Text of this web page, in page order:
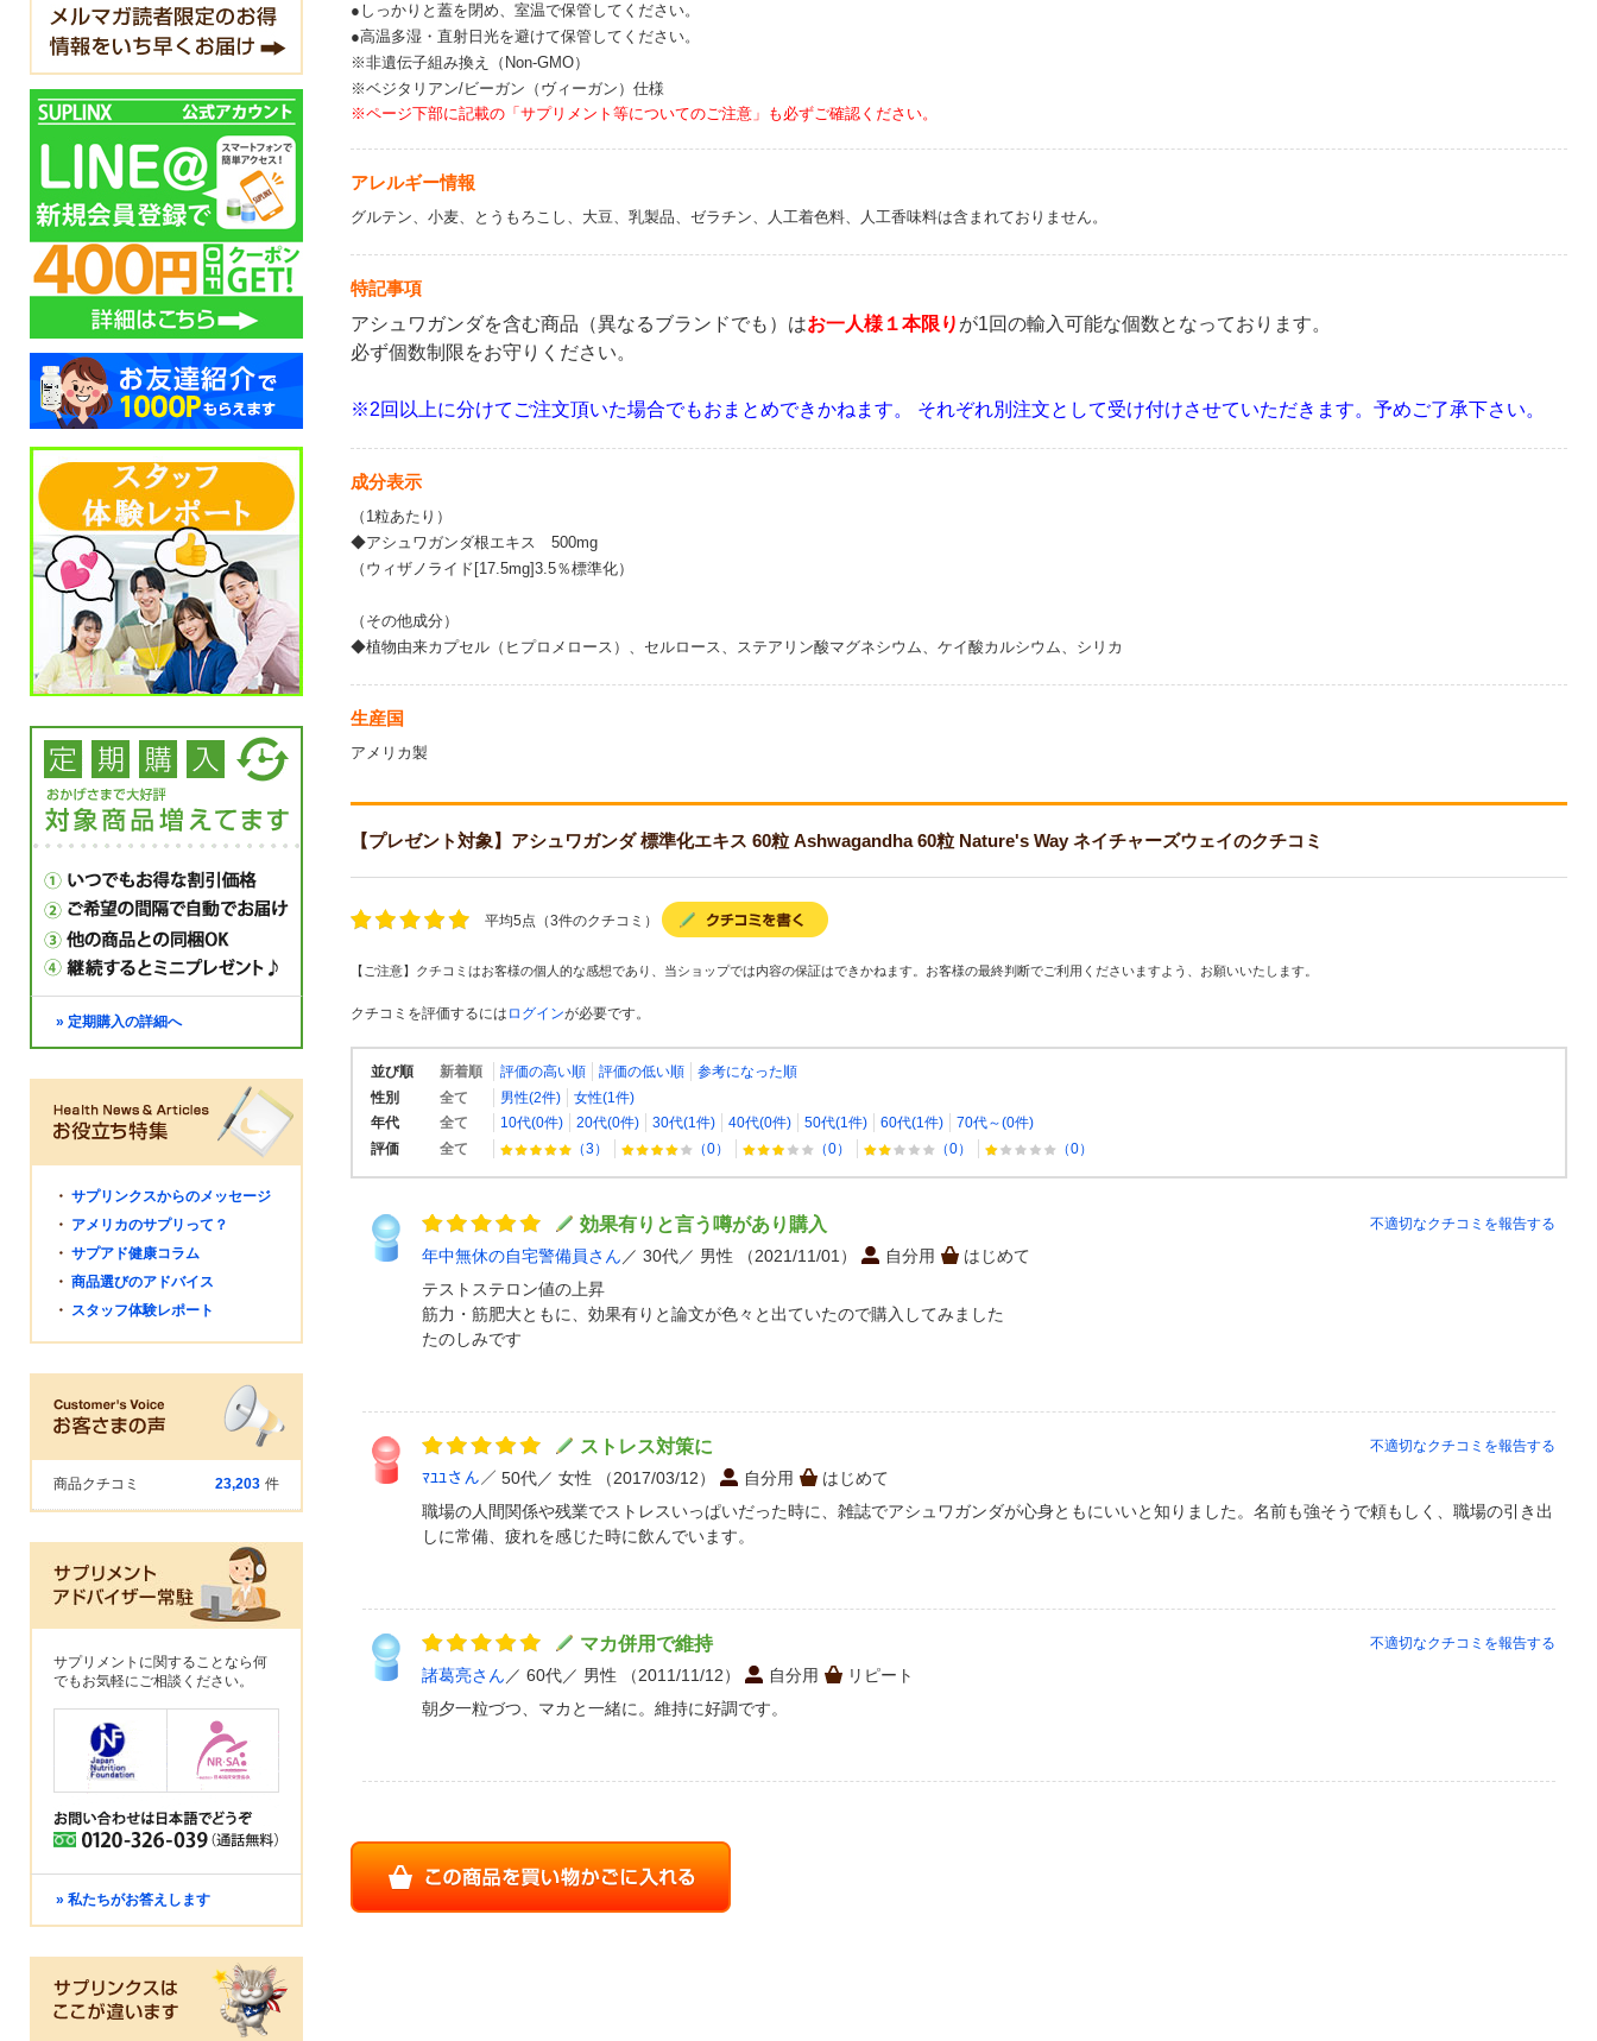
●しっかりと蓋を閉め、室温で保管してください。
●高温多湿・直射日光を避けて保管してください。
※非遺伝子組み換え（Non-GMO）
※ベジタリアン/ビーガン（ヴィーガン）仕様
※ページ下部に記載の「サプリメント等についてのご注意」も必ずご確認ください。
アレルギー情報
グルテン、小麦、とうもろこし、大豆、乳製品、ゼラチン、人工着色料、人工香味料は含まれておりません。
特記事項
アシュワガンダを含む商品（異なるブランドでも）はお一人様１本限り が1回の輸入可能な個数となっております。
必ず個数制限をお守りください。
※2回以上に分けてご注文頂いた場合でもおまとめできかねます。 それぞれ別注文として受け付けさせていただきます。予めご了承下さい。
成分表示
（1粒あたり）
◆アシュワガンダ根エキス 500mg
（ウィザノライド[17.5mg]3.5％標準化）
（その他成分）
◆植物由来カプセル（ヒプロメロース）、セルロース、ステアリン酸マグネシウム、ケイ酸カルシウム、シリカ
生産国
アメリカ製
【プレゼント対象】アシュワガンダ 標準化エキス 60粒 Ashwagandha 60粒 Nature's Way ネイチャーズウェイのクチコミ
平均5点（3件のクチコミ）
【ご注意】クチコミはお客様の個人的な感想であり、当ショップでは内容の保証はできかねます。お客様の最終判断でご利用くださいますよう、お願いいたします。
クチコミを評価するには ログインが必要です。
並び順 新着順 評価の高い順 評価の低い順
参考になった順
性別
全て 男性(2件)
女性(1件)
年代
全て 10代(0件) 20代(0件) 30代(1件) 40代(0件) 50代(1件) 60代(1件)
70代～(0件)
評価
全て （3） （0） （0） （0） （0）
効果有りと言う噂があり購入
年中無休の自宅警備員さん 30代 男性 （2021/11/01） 自分用
はじめて
テストステロン値の上昇
筋力・筋肥大ともに、効果有りと論文が色々と出ていたので購入してみました
たのしみです
不適切なクチコミを報告する
ストレス対策に
ﾏﾕﾕさん 50代 女性 （2017/03/12） 自分用
はじめて
職場の人間関係や残業でストレスいっぱいだった時に、雑誌でアシュワガンダが心身ともにいいと知りました。名前も強そうで頼もしく、職場の引き出
しに常備、疲れを感じた時に飲んでいます。
不適切なクチコミを報告する
マカ併用で維持
諸葛亮さん 60代 男性 （2011/11/12） 自分用
リピート
朝夕一粒づつ、マカと一緒に。維持に好調です。
不適切なクチコミを報告する
» 定期購入の詳細へ
・ サプリンクスからのメッセージ
・ アメリカのサプリって？
・ サプアド健康コラム
・ 商品選びのアドバイス
・ スタッフ体験レポート
商品クチコミ 23,203 件
サプリメントに関することなら何
でもお気軽にご相談ください。
» 私たちがお答えします